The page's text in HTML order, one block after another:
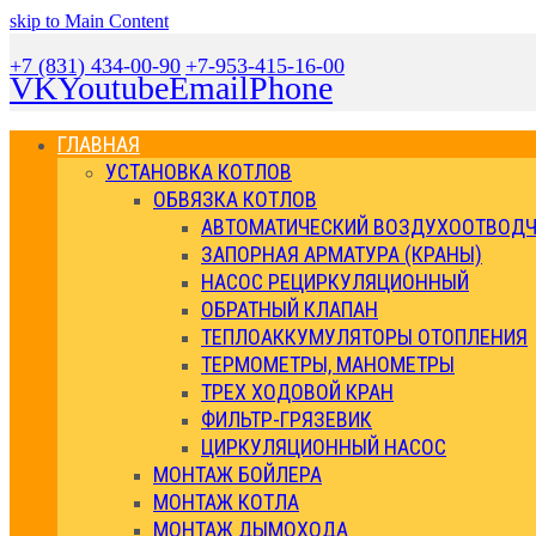
skip to Main Content
+7 (831) 434-00-90 +7-953-415-16-00
VKYoutubeEmailPhone
ГЛАВНАЯ
УСТАНОВКА КОТЛОВ
ОБВЯЗКА КОТЛОВ
АВТОМАТИЧЕСКИЙ
ЗАПОРНАЯ АРМАТУРА (КРАНЫ)
НАСОС РЕЦИРКУЛЯЦИОННЫЙ
ОБРАТНЫЙ КЛАПАН
ТЕПЛОАККУМУЛЯТОРЫ ОТОПЛЕНИЯ
ТЕРМОМЕТРЫ, МАНОМЕТРЫ
ТРЕХ ХОДОВОЙ КРАН
ФИЛЬТР-ГРЯЗЕВИК
ЦИРКУЛЯЦИОННЫЙ НАСОС
МОНТАЖ БОЙЛЕРА
МОНТАЖ КОТЛА
МОНТАЖ ДЫМОХОДА